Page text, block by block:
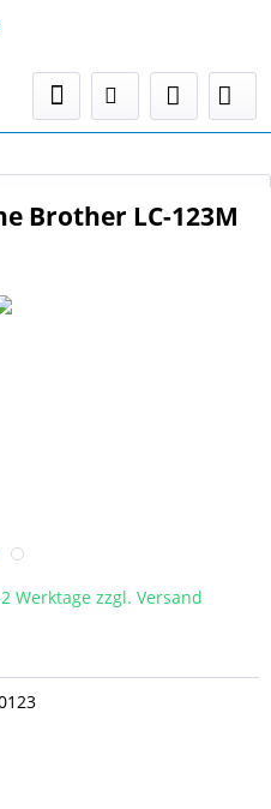
Select Language
Brother LC-123M
Werktage zzgl. Versand